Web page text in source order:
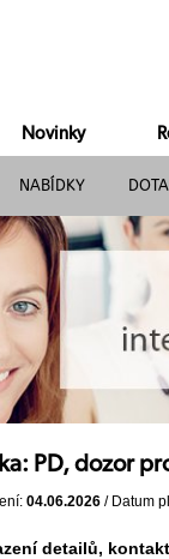
Novinky
NABÍDKY
PD, dozor
04.06.2026 / Datum
detailů,